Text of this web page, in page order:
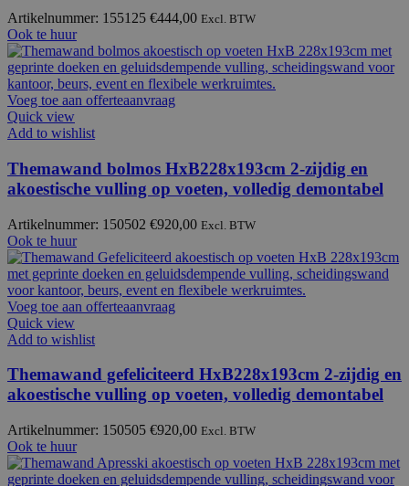
Artikelnummer: 155125 €444,00 Excl. BTW
Ook te huur
Voeg toe aan offerteaanvraag
Quick view
Add to wishlist
Themawand bolmos HxB228x193cm 2-zijdig en
akoestische vulling op voeten, volledig demontabel
Artikelnummer: 150502 €920,00 Excl. BTW
Ook te huur
Voeg toe aan offerteaanvraag
Quick view
Add to wishlist
Themawand gefeliciteerd HxB228x193cm 2-zijdig en
akoestische vulling op voeten, volledig demontabel
Artikelnummer: 150505 €920,00 Excl. BTW
Ook te huur